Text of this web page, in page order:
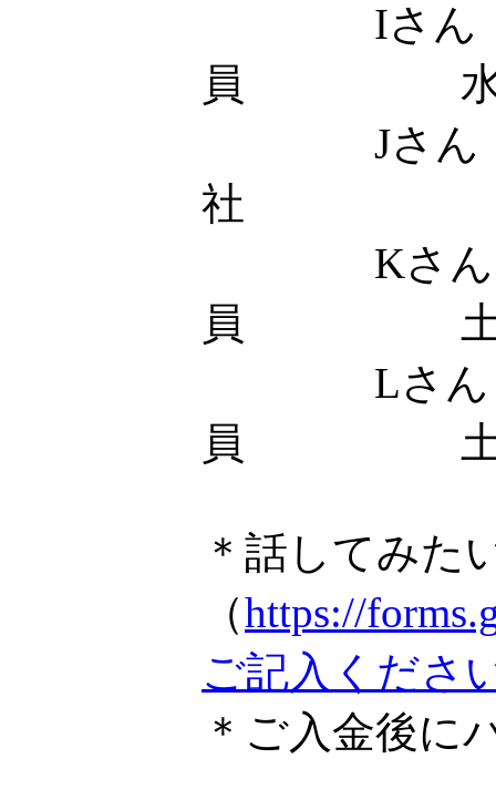
Iさん
員 水
Jさん
社 土
Kさん
員 土
Lさん
員 土
＊話してみた
（https://
ご記入くださ
＊ご入金後に